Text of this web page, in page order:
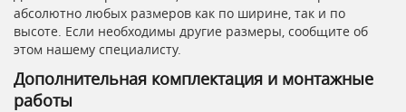
абсолютно любых размеров как по ширине, так и по
высоте. Если необходимы другие размеры, сообщите об
этом нашему специалисту.
Дополнительная комплектация и монтажные
работы